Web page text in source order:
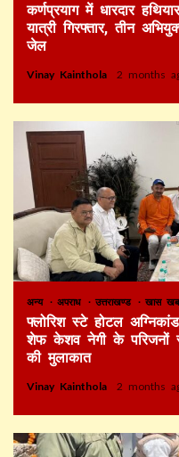
कर्णप्रयाग में धारदार
यात्री गिरफ्तार, तीन
जेल
Vinay Kainthola 2 months
अन्य अपराध उत्तराखण्ड खास
फ्लोरिश स्टे होटल
शेफ केशव नेगी के परिजनों
की मुलाकात
Vinay Kainthola 2 months